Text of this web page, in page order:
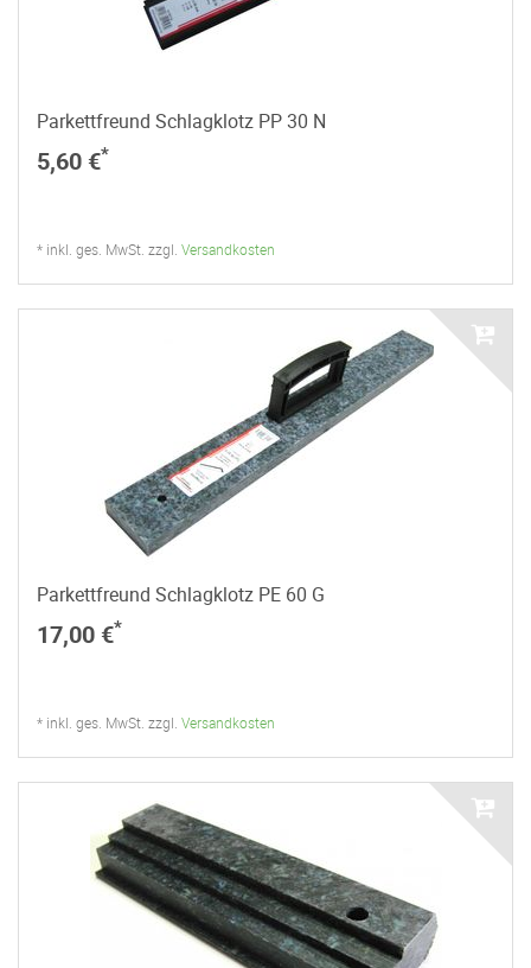
Parkettfreund Schlagklotz PP 30 N
5,60 €*
* inkl. ges. MwSt. zzgl. Versandkosten
Parkettfreund Schlagklotz PE 60 G
17,00 €*
* inkl. ges. MwSt. zzgl. Versandkosten